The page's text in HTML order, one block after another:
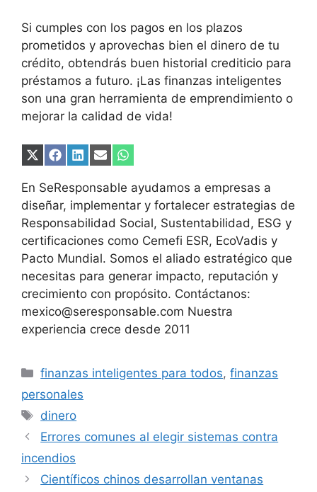
Si cumples con los pagos en los plazos
prometidos y aprovechas bien el dinero de tu
crédito, obtendrás buen historial crediticio para
préstamos a futuro. ¡Las finanzas inteligentes
son una gran herramienta de emprendimiento o
mejorar la calidad de vida!
Compartir
X
(Twitter)
Compartir
Facebook
Compartir
LinkedIn
Compartir
Email
Compartir
WhatsApp
En SeResponsable ayudamos a empresas a
diseñar, implementar y fortalecer estrategias de
Responsabilidad Social, Sustentabilidad, ESG y
certificaciones como Cemefi ESR, EcoVadis y
Pacto Mundial. Somos el aliado estratégico que
necesitas para generar impacto, reputación y
crecimiento con propósito. Contáctanos:
mexico@seresponsable.com Nuestra
experiencia crece desde 2011
Categorías
finanzas inteligentes para todos,finanzas
personales
Etiquetas
dinero
Errores comunes al elegir sistemas contra
incendios
Científicos chinos desarrollan ventanas